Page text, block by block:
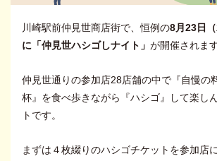
川崎駅前仲見世商店街で、恒例の8月23日（
に「仲見世ハシゴしナイト」 が開催されます
仲見世通りの参加店28店舗の中で『自慢の
杯』を食べ歩きながら『ハシゴ』して楽し
トです。
まずは４枚綴りのハシゴチケットを参加店